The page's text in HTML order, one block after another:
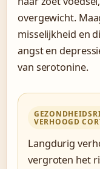
overgewicht.
misselijkheid en
angst en
van serotonine.
VERHOOGD
Langdurig
vergroten het